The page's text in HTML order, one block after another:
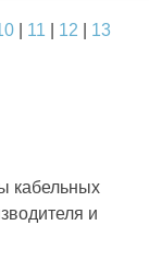
| 11 12 13
кабельных
и